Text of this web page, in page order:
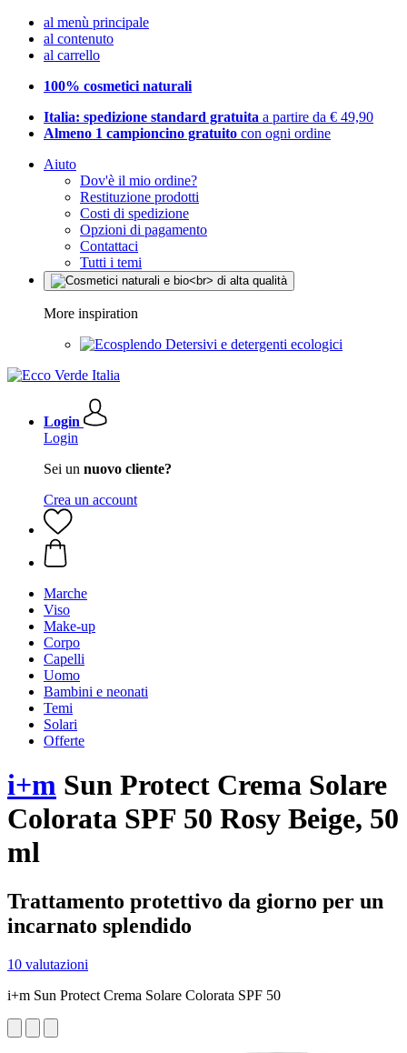
al menù principale
al contenuto
al carrello
100% cosmetici naturali
Italia: spedizione standard gratuita a partire da € 49,90
Almeno 1 campioncino gratuito con ogni ordine
Aiuto
Dov'è il mio ordine?
Restituzione prodotti
Costi di spedizione
Opzioni di pagamento
Contattaci
Tutti i temi
More inspiration
Detersivi e detergenti ecologici
Login
Login
Sei un nuovo cliente?
Crea un account
Marche
Viso
Make-up
Corpo
Capelli
Uomo
Bambini e neonati
Temi
Solari
Offerte
i+m Sun Protect Crema Solare
Colorata SPF 50 Rosy Beige, 50
ml
Trattamento protettivo da giorno per un
incarnato splendido
10 valutazioni
i+m Sun Protect Crema Solare Colorata SPF 50